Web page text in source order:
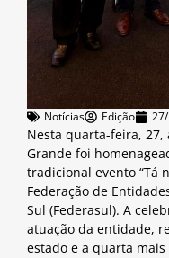
Notícias Edição
Nesta quarta-feira, 27,
Grande foi
tradicional evento “Tá
Federação de
Sul (Federasul). A
atuação da entidade,
estado e a quarta